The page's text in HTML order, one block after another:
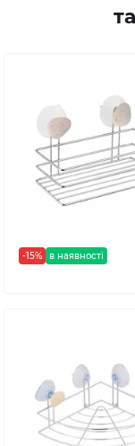
-15% в наявності